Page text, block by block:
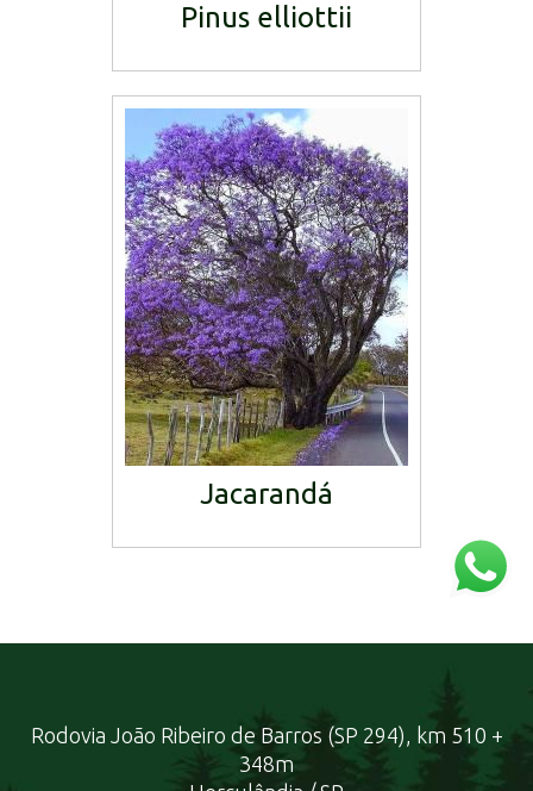
Pinus elliottii
Jacarandá
Rodovia João Ribeiro de Barros (SP 294), km 510 +
348m